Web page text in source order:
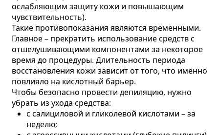
ослабляющим защиту кожи и повышающим
чувствительность).
Такие противопоказания являются временными.
Главное – прекратить использование средств с
отшелушивающими компонентами за некоторое
время до процедуры. Длительность периода
восстановления кожи зависит от того, что именно
повлияло на кислотный барьер.
Чтобы безопасно провести депиляцию, нужно
убрать из ухода средства:
с салициловой и гликолевой кислотами – за
неделю;